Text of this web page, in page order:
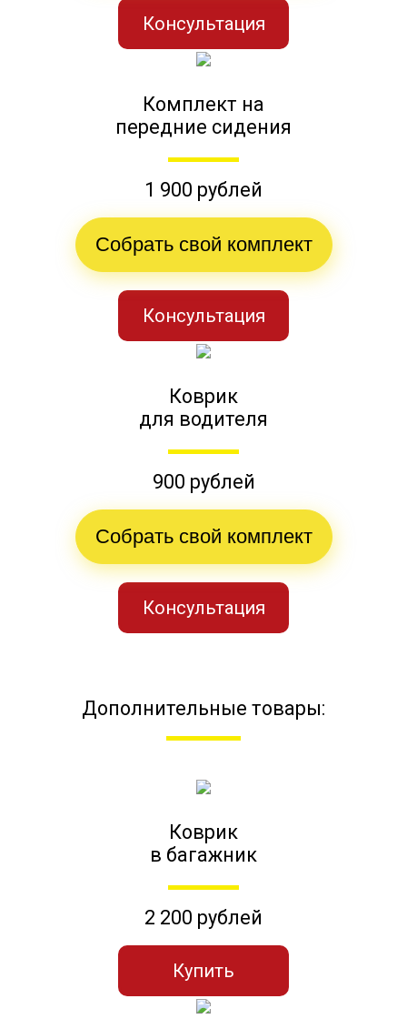
Консультация
Комплект на
передние сидения
1 900 рублей
Собрать свой комплект
Консультация
Коврик
для водителя
900 рублей
Собрать свой комплект
Консультация
Дополнительные товары:
Коврик
в багажник
2 200 рублей
Купить